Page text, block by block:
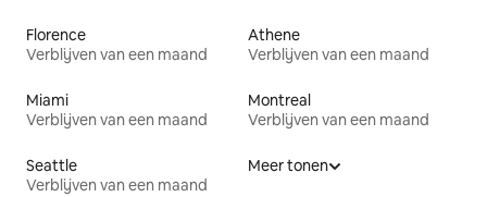
Florence
Verblijven van een maand
Athene
Verblijven van een maand
Miami
Verblijven van een maand
Montreal
Verblijven van een maand
Seattle
Verblijven van een maand
Meer tonen